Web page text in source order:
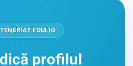
EDULIO
profilul